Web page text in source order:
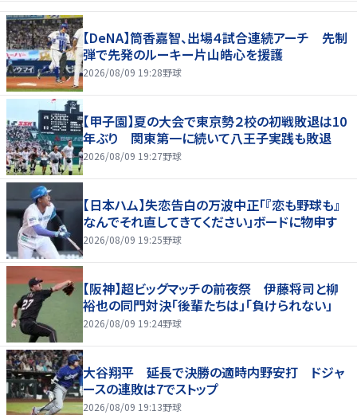
【DeNA】筒香嘉智、出場４試合連続アーチ 先制
弾で先発のルーキー片山皓心を援護
2026/08/09 19:28野球
【甲子園】夏の大会で東京勢２校の初戦敗退は10
年ぶり 関東第一に続いて八王子実践も敗退
2026/08/09 19:27野球
【日本ハム】失恋告白の万波中正「『恋も野球も』
なんでそれ直してきてください」ボードに物申す
2026/08/09 19:25野球
【阪神】超ビッグマッチの前夜祭 伊藤将司と柳
裕也の同門対決「後輩たちは」「負けられない」
2026/08/09 19:24野球
大谷翔平 延長で決勝の適時内野安打 ドジャ
ースの連敗は7でストップ
2026/08/09 19:13野球